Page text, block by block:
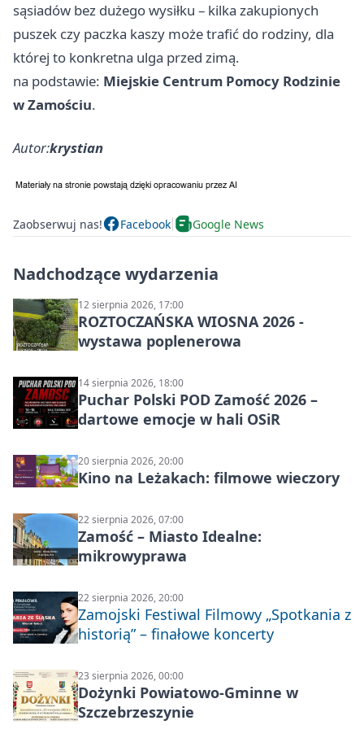
sąsiadów bez dużego wysiłku – kilka zakupionych
puszek czy paczka kaszy może trafić do rodziny, dla
której to konkretna ulga przed zimą.
na podstawie: Miejskie Centrum Pomocy Rodzinie
w Zamościu.
Autor:krystian
Zaobserwuj nas! Facebook Google News
Nadchodzące wydarzenia
12 sierpnia 2026, 17:00
ROZTOCZAŃSKA WIOSNA 2026 -
wystawa poplenerowa
14 sierpnia 2026, 18:00
Puchar Polski POD Zamość 2026 –
dartowe emocje w hali OSiR
20 sierpnia 2026, 20:00
Kino na Leżakach: filmowe wieczory
22 sierpnia 2026, 07:00
Zamość – Miasto Idealne:
mikrowyprawa
22 sierpnia 2026, 20:00
Zamojski Festiwal Filmowy „Spotkania z
historią” – finałowe koncerty
23 sierpnia 2026, 00:00
Dożynki Powiatowo-Gminne w
Szczebrzeszynie